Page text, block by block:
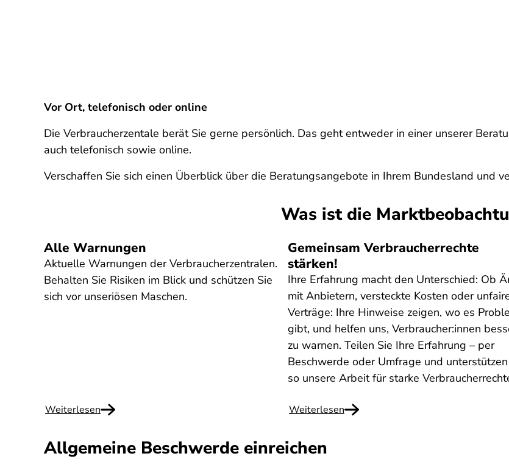
Vor Ort, telefonisch oder online
Die Verbraucherzentale berät Sie gerne persönlich. Das geht entweder in einer unserer
auch telefonisch sowie online.
Verschaffen Sie sich einen Überblick über die Beratungsangebote in Ihrem Bundesland und
Was ist die
Alle Warnungen
Aktuelle Warnungen der Verbraucherzentralen.
Behalten Sie Risiken im Blick und schützen Sie
sich vor unseriösen Maschen.
Weiterlesen
Gemeinsam Verbraucherrechte
stärken!
Ihre Erfahrung macht den Unterschied: Ob
mit Anbietern, versteckte Kosten oder
Verträge: Ihre Hinweise zeigen, wo es
gibt, und helfen uns, Verbraucher:innen
zu warnen. Teilen Sie Ihre Erfahrung – per
Beschwerde oder Umfrage und
so unsere Arbeit für starke
Weiterlesen
Allgemeine Beschwerde einreichen